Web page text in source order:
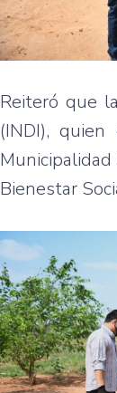
Reiteró que
(INDI),
Bienestar